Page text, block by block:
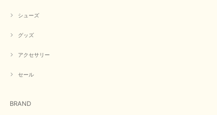
ちいたしております。 ありがとうございました。
シューズ
グッズ
アクセサリー
セール
BRAND